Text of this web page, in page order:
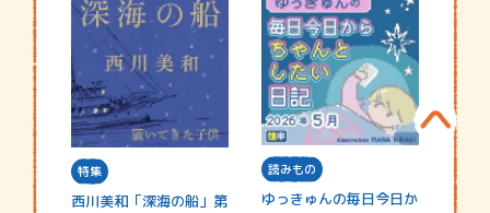
特集
西川美和「深海の船」第
読みもの
ゆっきゅんの毎日今日か